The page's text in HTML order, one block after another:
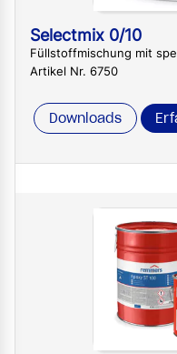
Selectmix 0/10
Füllstoffmischung mit
Artikel Nr. 6750
Downloads